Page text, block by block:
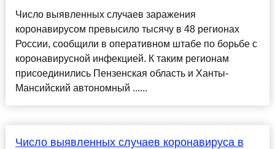
Число выявленных случаев заражения
коронавирусом превысило тысячу в 48 регионах
России, сообщили в оперативном штабе по борьбе с
коронавирусной инфекцией. К таким регионам
присоединились Пензенская область и Ханты-
Мансийский автономный ......
Число выявленных случаев коронавируса в